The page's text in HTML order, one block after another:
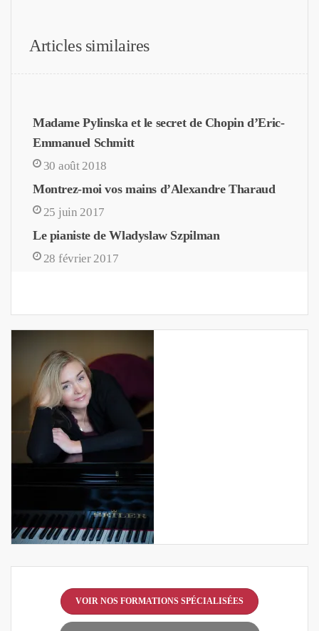
Articles similaires
Madame Pylinska et le secret de Chopin d’Eric-
Emmanuel Schmitt
30 août 2018
Montrez-moi vos mains d’Alexandre Tharaud
25 juin 2017
Le pianiste de Wladyslaw Szpilman
28 février 2017
VOIR NOS FORMATIONS SPÉCIALISÉES